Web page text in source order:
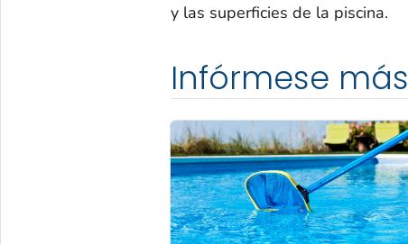
y las superficies de la piscina.
Infórmese más